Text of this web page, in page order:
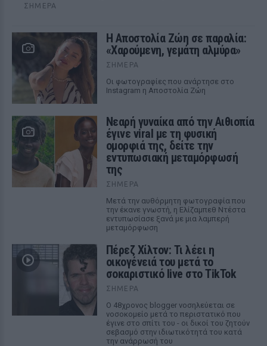
ΣΉΜΕΡΑ
Η Αποστολία Ζώη σε παραλία:
«Χαρούμενη, γεμάτη αλμύρα»
ΣΉΜΕΡΑ
Οι φωτογραφίες που ανάρτησε στο
Instagram η Αποστολία Ζώη
Νεαρή γυναίκα από την Αιθιοπία
έγινε viral με τη φυσική
ομορφιά της, δείτε την
εντυπωσιακή μεταμόρφωσή
της
ΣΉΜΕΡΑ
Μετά την αυθόρμητη φωτογραφία που
την έκανε γνωστή, η Ελίζαμπεθ Ντέστα
εντυπωσίασε ξανά με μια λαμπερή
μεταμόρφωση
Πέρεζ Χίλτον: Τι λέει η
οικογένειά του μετά το
σοκαριστικό live στο TikTok
ΣΉΜΕΡΑ
Ο 48χρονος blogger νοσηλεύεται σε
νοσοκομείο μετά το περιστατικό που
έγινε στο σπίτι του - οι δικοί του ζητούν
σεβασμό στην ιδιωτικότητά του κατά
την ανάρρωσή του